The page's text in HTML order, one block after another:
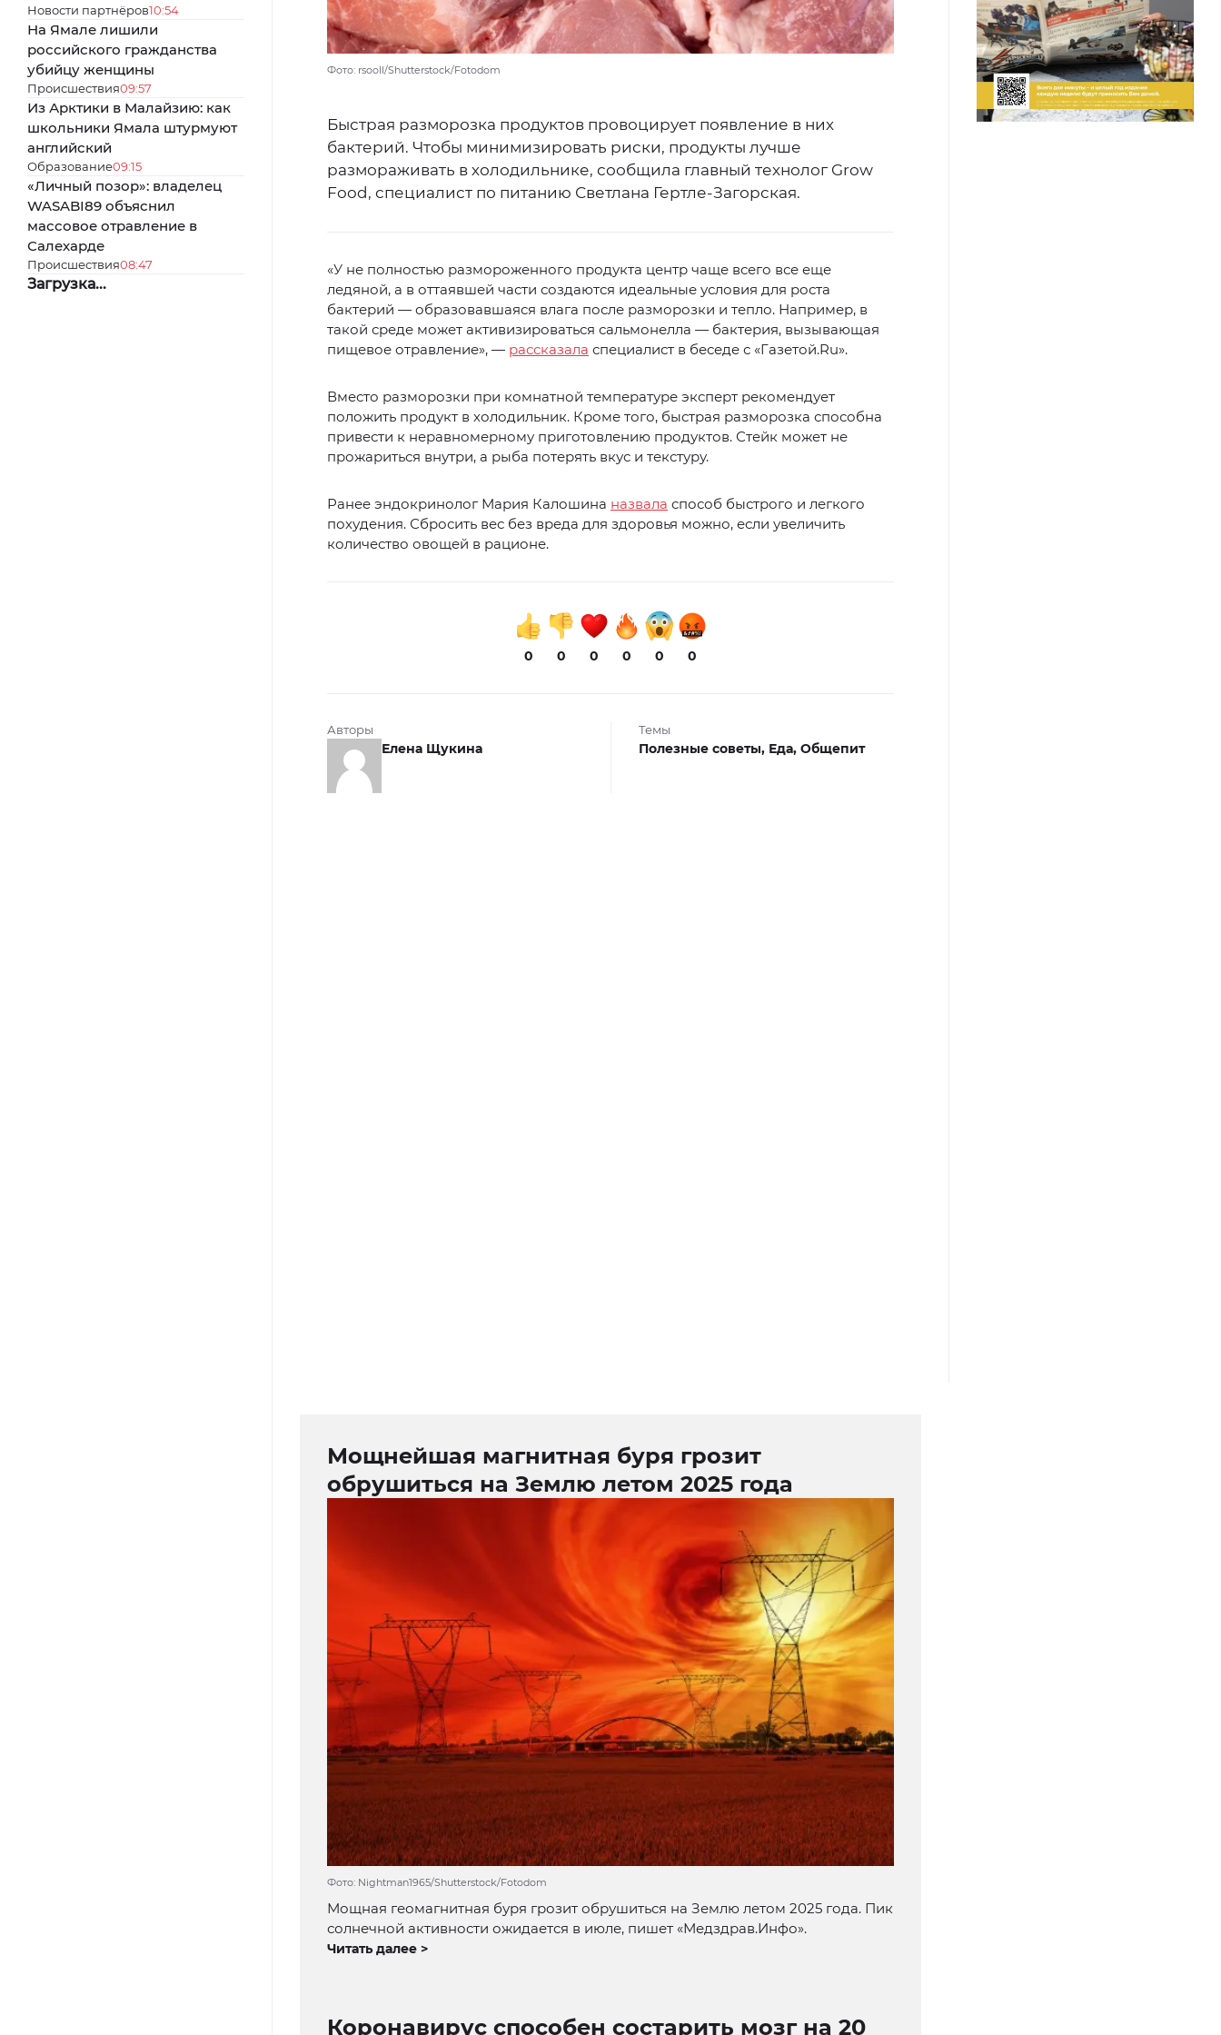
Новости партнёров10:54
На Ямале лишили
российского гражданства
убийцу женщины
Происшествия09:57
Из Арктики в Малайзию: как
школьники Ямала штурмуют
английский
Образование09:15
«Личный позор»: владелец
WASABI89 объяснил
массовое отравление в
Салехарде
Происшествия08:47
Загрузка...
Фото: rsooll/Shutterstock/Fotodom
Быстрая разморозка продуктов провоцирует появление в них
бактерий. Чтобы минимизировать риски, продукты лучше
размораживать в холодильнике, сообщила главный технолог Grow
Food, специалист по питанию Светлана Гертле-Загорская.
«У не полностью размороженного продукта центр чаще всего все еще
ледяной, а в оттаявшей части создаются идеальные условия для роста
бактерий — образовавшаяся влага после разморозки и тепло. Например, в
такой среде может активизироваться сальмонелла — бактерия, вызывающая
пищевое отравление», — рассказала специалист в беседе с «Газетой.Ru».
Вместо разморозки при комнатной температуре эксперт рекомендует
положить продукт в холодильник. Кроме того, быстрая разморозка способна
привести к неравномерному приготовлению продуктов. Стейк может не
прожариться внутри, а рыба потерять вкус и текстуру.
Ранее эндокринолог Мария Калошина назвала способ быстрого и легкого
похудения. Сбросить вес без вреда для здоровья можно, если увеличить
количество овощей в рационе.
0 0 0 0 0 0
Авторы
Елена Щукина
Темы
Полезные советы, Еда, Общепит
Мощнейшая магнитная буря грозит
обрушиться на Землю летом 2025 года
Фото: Nightman1965/Shutterstock/Fotodom
Мощная геомагнитная буря грозит обрушиться на Землю летом 2025 года. Пик
солнечной активности ожидается в июле, пишет «Медздрав.Инфо».
Читать далее >
Коронавирус способен состарить мозг на 20